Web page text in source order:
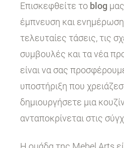
Επισκεφθείτε το blog
έμπνευση και ενημέρωση
τελευταίες τάσεις, τις
συμβουλές και τα νέα
είναι να σας
υποστήριξη που
δημιουργήσετε μια
ανταποκρίνεται στις